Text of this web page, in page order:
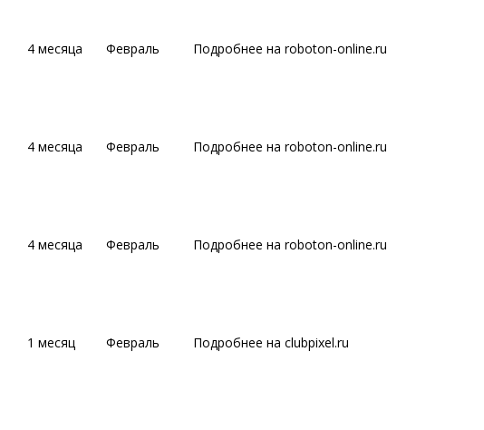
4 месяца Февраль Подробнее на roboton-online.ru
4 месяца Февраль Подробнее на roboton-online.ru
4 месяца Февраль Подробнее на roboton-online.ru
1 месяц Февраль Подробнее на clubpixel.ru